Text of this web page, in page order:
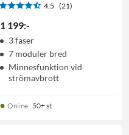
4.5 (21)
1 199:-
3 faser
7 moduler bred
Minnesfunktion vid
strömavbrott
Online: 50+ st